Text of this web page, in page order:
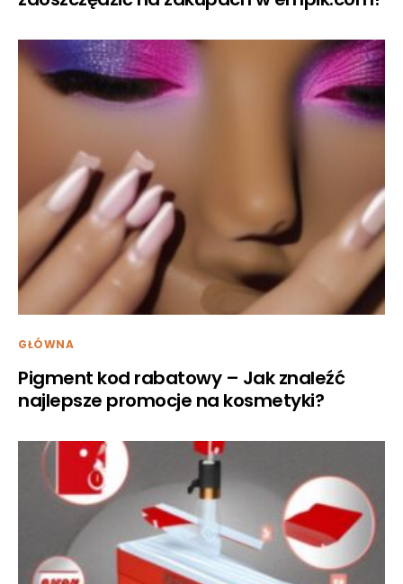
GŁÓWNA
Pigment kod rabatowy – Jak znaleźć
najlepsze promocje na kosmetyki?